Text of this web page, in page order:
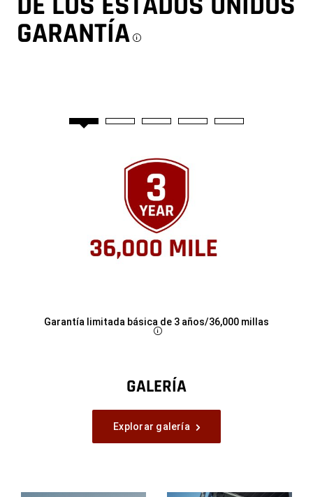
GARANTÍADisclosure
Garantía limitada básica de 3 años/36,000 millas
Disclosure
GALERÍA
Explorar galería